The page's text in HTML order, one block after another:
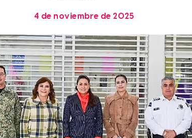
4 de noviembre de 2025